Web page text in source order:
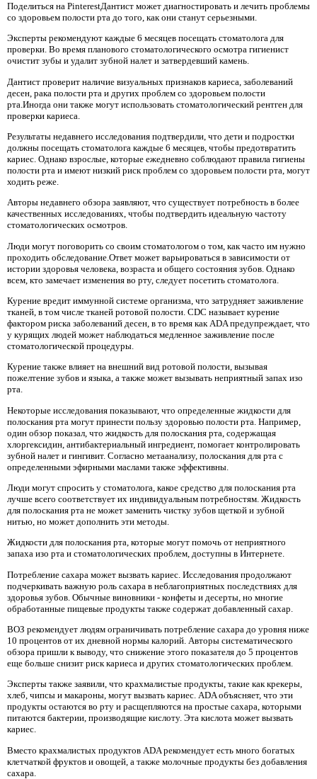
Поделиться на PinterestДантист может диагностировать и лечить проблемы
со здоровьем полости рта до того, как они станут серьезными.
Эксперты рекомендуют каждые 6 месяцев посещать стоматолога для
проверки. Во время планового стоматологического осмотра гигиенист
очистит зубы и удалит зубной налет и затвердевший камень.
Дантист проверит наличие визуальных признаков кариеса, заболеваний
десен, рака полости рта и других проблем со здоровьем полости
рта.Иногда они также могут использовать стоматологический рентген для
проверки кариеса.
Результаты недавнего исследования подтвердили, что дети и подростки
должны посещать стоматолога каждые 6 месяцев, чтобы предотвратить
кариес. Однако взрослые, которые ежедневно соблюдают правила гигиены
полости рта и имеют низкий риск проблем со здоровьем полости рта, могут
ходить реже.
Авторы недавнего обзора заявляют, что существует потребность в более
качественных исследованиях, чтобы подтвердить идеальную частоту
стоматологических осмотров.
Люди могут поговорить со своим стоматологом о том, как часто им нужно
проходить обследование.Ответ может варьироваться в зависимости от
истории здоровья человека, возраста и общего состояния зубов. Однако
всем, кто замечает изменения во рту, следует посетить стоматолога.
Курение вредит иммунной системе организма, что затрудняет заживление
тканей, в том числе тканей ротовой полости. CDC называет курение
фактором риска заболеваний десен, в то время как ADA предупреждает, что
у курящих людей может наблюдаться медленное заживление после
стоматологической процедуры.
Курение также влияет на внешний вид ротовой полости, вызывая
пожелтение зубов и языка, а также может вызывать неприятный запах изо
рта.
Некоторые исследования показывают, что определенные жидкости для
полоскания рта могут принести пользу здоровью полости рта. Например,
один обзор показал, что жидкость для полоскания рта, содержащая
хлоргексидин, антибактериальный ингредиент, помогает контролировать
зубной налет и гингивит. Согласно метаанализу, полоскания для рта с
определенными эфирными маслами также эффективны.
Люди могут спросить у стоматолога, какое средство для полоскания рта
лучше всего соответствует их индивидуальным потребностям. Жидкость
для полоскания рта не может заменить чистку зубов щеткой и зубной
нитью, но может дополнить эти методы.
Жидкости для полоскания рта, которые могут помочь от неприятного
запаха изо рта и стоматологических проблем, доступны в Интернете.
Потребление сахара может вызвать кариес. Исследования продолжают
подчеркивать важную роль сахара в неблагоприятных последствиях для
здоровья зубов. Обычные виновники - конфеты и десерты, но многие
обработанные пищевые продукты также содержат добавленный сахар.
ВОЗ рекомендует людям ограничивать потребление сахара до уровня ниже
10 процентов от их дневной нормы калорий. Авторы систематического
обзора пришли к выводу, что снижение этого показателя до 5 процентов
еще больше снизит риск кариеса и других стоматологических проблем.
Эксперты также заявили, что крахмалистые продукты, такие как крекеры,
хлеб, чипсы и макароны, могут вызвать кариес. ADA объясняет, что эти
продукты остаются во рту и расщепляются на простые сахара, которыми
питаются бактерии, производящие кислоту. Эта кислота может вызвать
кариес.
Вместо крахмалистых продуктов ADA рекомендует есть много богатых
клетчаткой фруктов и овощей, а также молочные продукты без добавления
сахара.